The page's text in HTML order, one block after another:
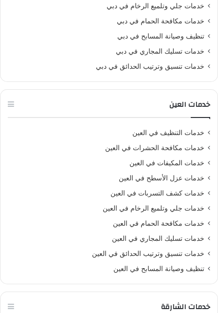
خدمات جلي وتلميع الرخام في دبي
خدمات مكافحة الحمام في دبي
تنظيف وصيانة المسابح في دبي
خدمات تسليك المجاري في دبي
خدمات تنسيق وترتيب الحدائق في دبي
خدمات العين
خدمات التنظيف في العين
خدمات مكافحة الحشرات في العين
خدمات المكيفات في العين
خدمات عزل الأسطح في العين
خدمات كشف التسربات في العين
خدمات جلي وتلميع الرخام في العين
خدمات مكافحة الحمام في العين
خدمات تسليك المجاري في العين
خدمات تنسيق وترتيب الحدائق في العين
تنظيف وصيانة المسابح في العين
خدمات الشارقة